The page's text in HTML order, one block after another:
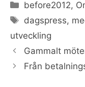
Categories
before2012,
Tags
dagspress,
utveckling
Gammalt
Från